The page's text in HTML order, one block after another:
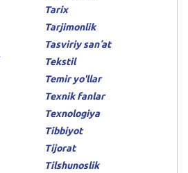
Tarix
Tarjimonlik
Tasviriy sanʼat
Tekstil
Temir yo'llar
Texnik fanlar
Texnologiya
Tibbiyot
Tijorat
Tilshunoslik